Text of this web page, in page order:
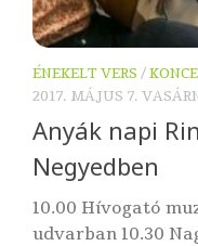
ÉNEKELT VERS /
2017. MÁJUS 7.
Anyák napi
Negyedben
10.00 Hívogató
udvarban 10.30